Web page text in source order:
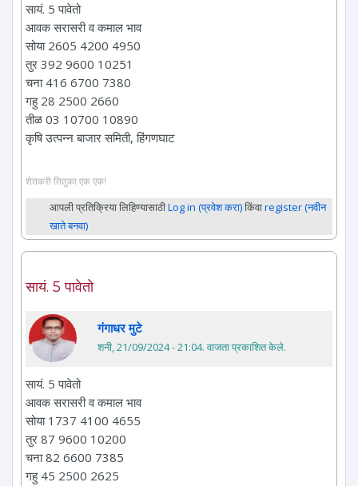
सायं. 5 पावेतो
आवक सरासरी व कमाल भाव
सोया 2605 4200 4950
तुर 392 9600 10251
चना 416 6700 7380
गहु 28 2500 2660
तीळ 03 10700 10890
कृषि उत्पन्न बाजार समिती, हिंगणघाट
शेतकरी तितुका एक एक!
आपली प्रतिक्रिया लिहिण्यासाठीLog in (प्रवेश करा)किंवाregister (नवीन
खाते बनवा)
सायं. 5 पावेतो
गंगाधर मुटे
शनी, 21/09/2024 - 21:04. वाजता प्रकाशित केले.
सायं. 5 पावेतो
आवक सरासरी व कमाल भाव
सोया 1737 4100 4655
तुर 87 9600 10200
चना 82 6600 7385
गहु 45 2500 2625